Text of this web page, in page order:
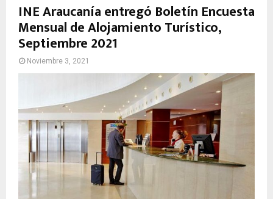
M
A
Y
INE Araucanía entregó Boletín Encuesta
Mensual de Alojamiento Turístico,
Septiembre 2021
Noviembre 3, 2021